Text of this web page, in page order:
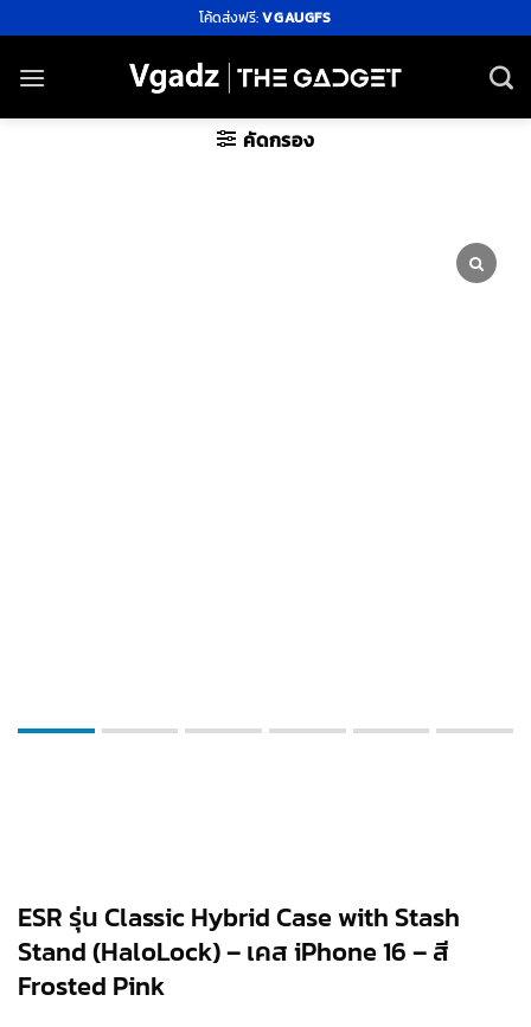
ไป
ยัง
โค้ดส่งฟรี:VGAUGFS
คัดกรอง
ESR รุ่น Classic Hybrid Case with Stash
Stand (HaloLock) – เคส iPhone 16 – สี
Frosted Pink